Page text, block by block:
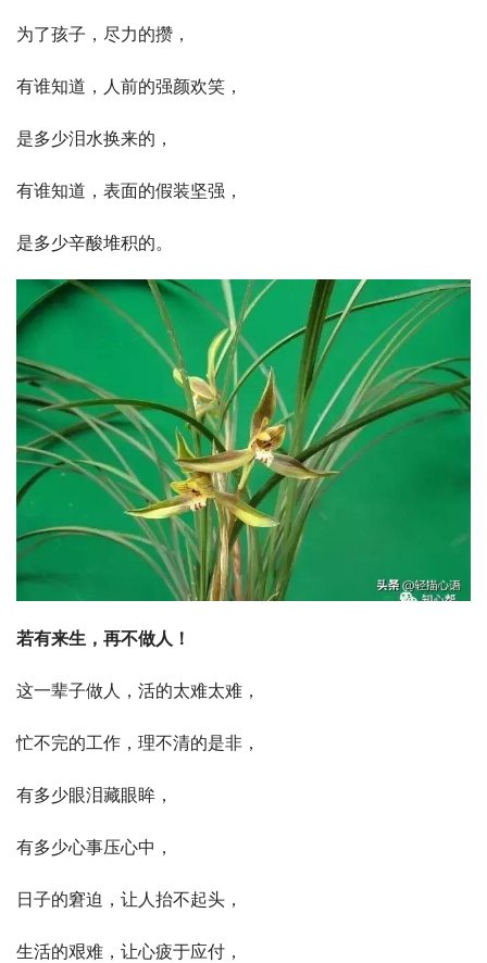
为了孩子，尽力的攒，
有谁知道，人前的强颜欢笑，
是多少泪水换来的，
有谁知道，表面的假装坚强，
是多少辛酸堆积的。
若有来生，再不做人！
这一辈子做人，活的太难太难，
忙不完的工作，理不清的是非，
有多少眼泪藏眼眸，
有多少心事压心中，
日子的窘迫，让人抬不起头，
生活的艰难，让心疲于应付，